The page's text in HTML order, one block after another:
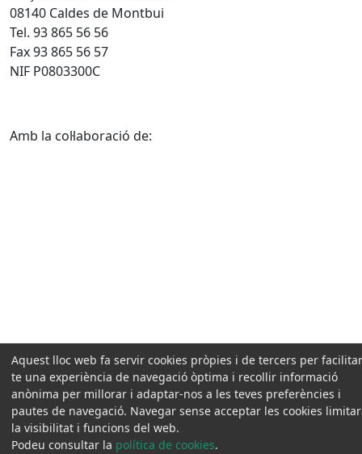
08140 Caldes de Montbui
Tel. 93 865 56 56
Fax 93 865 56 57
NIF P0803300C
Amb la col·laboració de:
Aquest lloc web fa servir cookies pròpies i de tercers per
te una experiència de navegació òptima i recollir informació
anònima per millorar i adaptar-nos a les teves preferències i
pautes de navegació. Navegar sense acceptar les cookies
la visibilitat i funcions del web.
Podeu consultar la política de cookies.